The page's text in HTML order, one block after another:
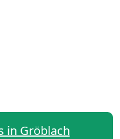
in Gröblach